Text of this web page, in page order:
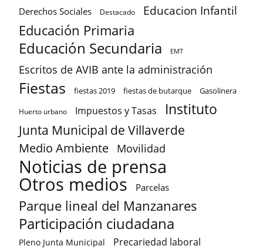
Derechos Sociales Destacado Educacion Infantil
Educación Primaria
Educación Secundaria EMT
Escritos de AVIB ante la administración
Fiestas fiestas 2019 fiestas de butarque Gasolinera
Huerto urbano Impuestos y Tasas Instituto
Junta Municipal de Villaverde
Medio Ambiente Movilidad
Noticias de prensa
Otros medios Parcelas
Parque lineal del Manzanares
Participación ciudadana
Pleno Junta Municipal Precariedad laboral